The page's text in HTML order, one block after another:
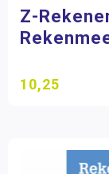
Z-
10,25